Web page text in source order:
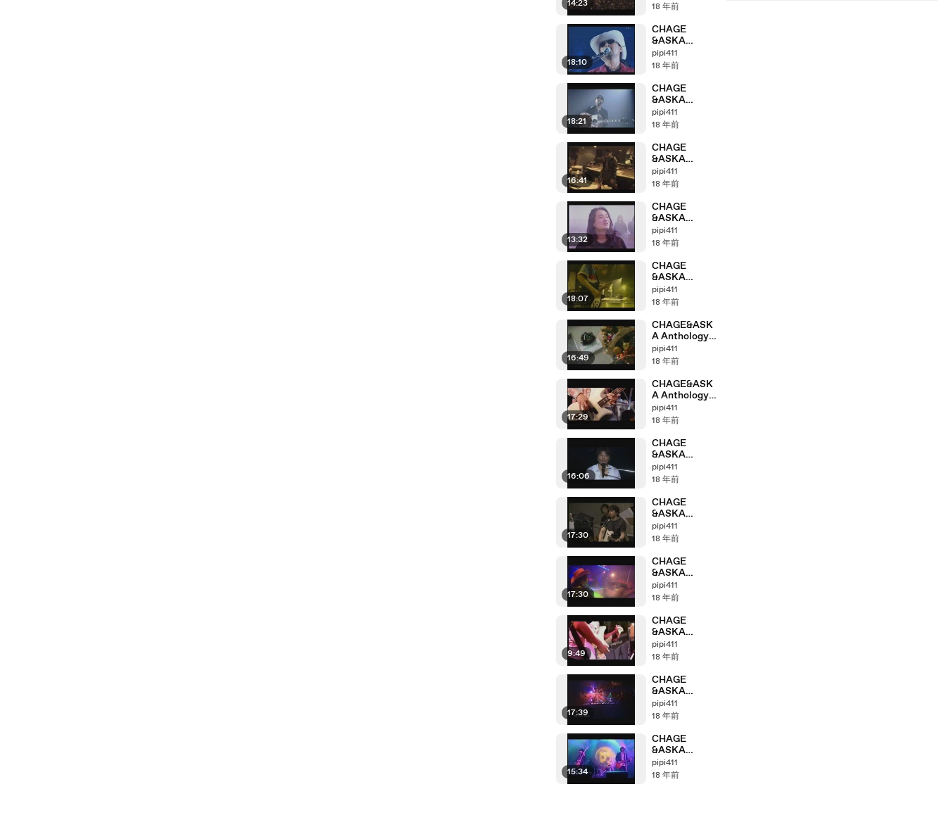
14:23
「1999＞2000」
18 年前
18:10
CHAGE
&ASKA
Anthology
「1999＞2000」
pipi411
18 年前
18:21
CHAGE
&ASKA
Anthology
「1999＞2000」
pipi411
18 年前
16:41
CHAGE
&ASKA
Anthology
「1999＞2000」
pipi411
18 年前
13:32
CHAGE
&ASKA
Anthology「19
97＞1998」
pipi411
18 年前
18:07
CHAGE
&ASKA
Anthology「19
97＞1998」
pipi411
18 年前
16:49
CHAGE&ASK
A Anthology
「2003＞2004」
part8_5
pipi411
18 年前
17:29
CHAGE&ASK
A Anthology
「2003＞2004」
part8_4
pipi411
18 年前
16:06
CHAGE
&ASKA
Anthology
「2002＞2003」
pipi411
18 年前
17:30
CHAGE
&ASKA
Anthology
「2002＞2003」
pipi411
18 年前
17:30
CHAGE
&ASKA
Anthology
「2001＞2002」
pipi411
18 年前
9:49
CHAGE
&ASKA
Anthology
「2000＞2001」
pipi411
18 年前
17:39
CHAGE
&ASKA
Anthology
「2000＞2001」
pipi411
18 年前
15:34
CHAGE
&ASKA
Anthology
「2000＞2001」
pipi411
18 年前